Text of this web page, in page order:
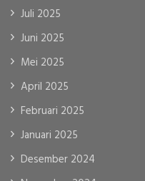
Juli 2025
Juni 2025
Mei 2025
April 2025
Februari 2025
Januari 2025
Desember 2024